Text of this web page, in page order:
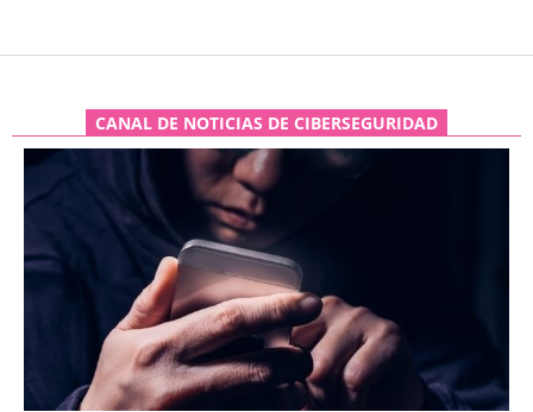
CANAL DE NOTICIAS DE CIBERSEGURIDAD